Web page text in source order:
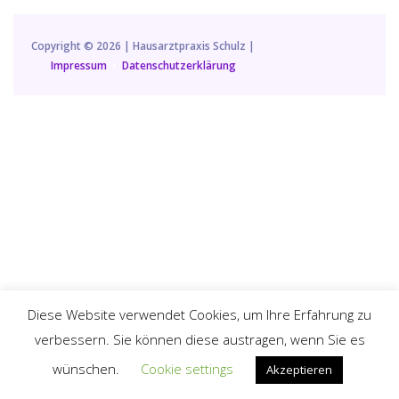
Copyright © 2026 | Hausarztpraxis Schulz |
Impressum• Datenschutzerklärung
Diese Website verwendet Cookies, um Ihre Erfahrung zu
verbessern. Sie können diese austragen, wenn Sie es
wünschen.
Cookie settings Akzeptieren